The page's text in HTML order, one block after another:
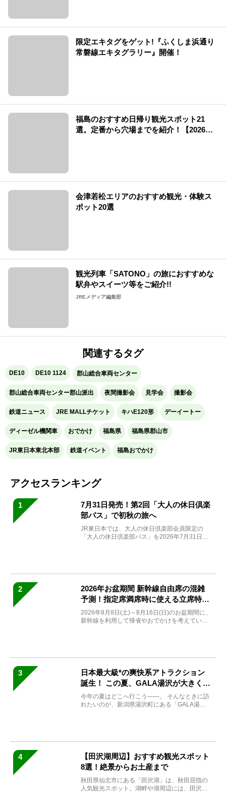
限定エキタグをゲット!『ふくしま浜通り
常磐線エキタグラリー』開催！
福島のおすすめ日帰り観光スポット21
選。定番から穴場までを紹介！【2026
会津若松エリアのおすすめ観光・体験ス
ポット20選
観光列車「SATONO」の旅におすすめな
駅弁やスイーツ等をご紹介!!
JREメディア編集部
関連するタグ
DE10 DE10 1124 郡山総合車両センター
郡山総合車両センター郡山派出 夜間撮影会 見学会 撮影会
鉄道ニュース JRE MALLチケット キハE120形 デーイートー
ディーゼル機関車 おでかけ 福島県 福島県郡山市
JR東日本東北本部 鉄道イベント 福島おでかけ
アクセスランキング
1
7月31日発売！第2回「大人の休日倶楽
部パス」で初秋の旅へ
JR東日本では、大人の休日倶楽部会員限定の
「大人の休日倶楽部パス」を2026年7月31日
2
2026年お盆期間 新幹線自由席の混雑
予測！指定席満席時に使える立席特急
券も解説
2026年8月8日(土)～8月16日(日)のお盆期間に、
新幹線を利用して帰省やおでかけを考えている
3
日本最大級*の爽快系アトラクション
誕生！ この夏、GALA湯沢が大きく生
まれ変わる
今年の夏はどこへ行こう――。 そんなときに訪
れたいのが、新潟県湯沢町にある「GALA湯
4
【田沢湖周辺】おすすめ観光スポット
8選！絶景からお土産まで
秋田県仙北市にある「田沢湖」は、秋田屈指の
人気観光スポット。湖畔や湖周辺には、田沢湖